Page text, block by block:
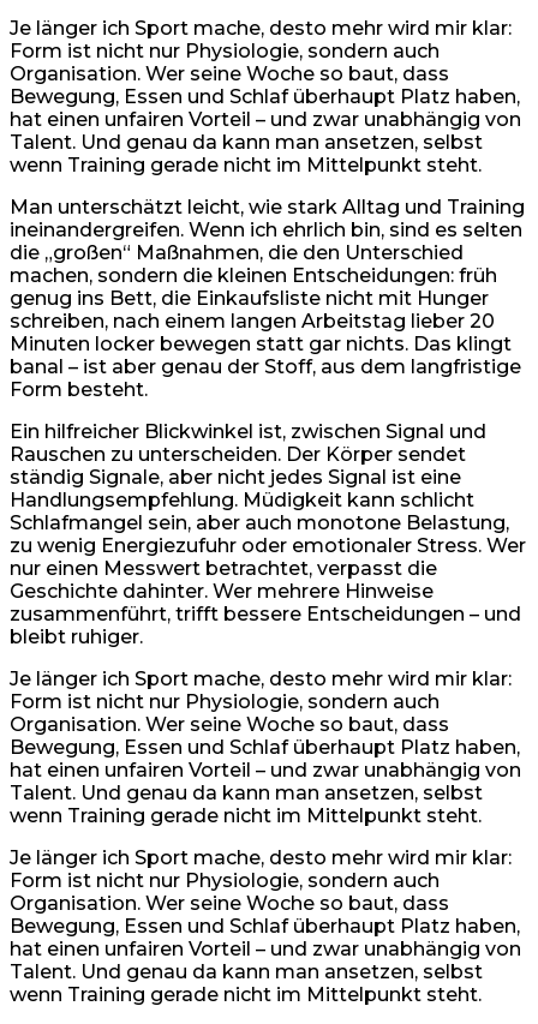
Je länger ich Sport mache, desto mehr wird mir klar:
Form ist nicht nur Physiologie, sondern auch
Organisation. Wer seine Woche so baut, dass
Bewegung, Essen und Schlaf überhaupt Platz haben,
hat einen unfairen Vorteil – und zwar unabhängig von
Talent. Und genau da kann man ansetzen, selbst
wenn Training gerade nicht im Mittelpunkt steht.
Man unterschätzt leicht, wie stark Alltag und Training
ineinandergreifen. Wenn ich ehrlich bin, sind es selten
die „großen“ Maßnahmen, die den Unterschied
machen, sondern die kleinen Entscheidungen: früh
genug ins Bett, die Einkaufsliste nicht mit Hunger
schreiben, nach einem langen Arbeitstag lieber 20
Minuten locker bewegen statt gar nichts. Das klingt
banal – ist aber genau der Stoff, aus dem langfristige
Form besteht.
Ein hilfreicher Blickwinkel ist, zwischen Signal und
Rauschen zu unterscheiden. Der Körper sendet
ständig Signale, aber nicht jedes Signal ist eine
Handlungsempfehlung. Müdigkeit kann schlicht
Schlafmangel sein, aber auch monotone Belastung,
zu wenig Energiezufuhr oder emotionaler Stress. Wer
nur einen Messwert betrachtet, verpasst die
Geschichte dahinter. Wer mehrere Hinweise
zusammenführt, trifft bessere Entscheidungen – und
bleibt ruhiger.
Je länger ich Sport mache, desto mehr wird mir klar:
Form ist nicht nur Physiologie, sondern auch
Organisation. Wer seine Woche so baut, dass
Bewegung, Essen und Schlaf überhaupt Platz haben,
hat einen unfairen Vorteil – und zwar unabhängig von
Talent. Und genau da kann man ansetzen, selbst
wenn Training gerade nicht im Mittelpunkt steht.
Je länger ich Sport mache, desto mehr wird mir klar:
Form ist nicht nur Physiologie, sondern auch
Organisation. Wer seine Woche so baut, dass
Bewegung, Essen und Schlaf überhaupt Platz haben,
hat einen unfairen Vorteil – und zwar unabhängig von
Talent. Und genau da kann man ansetzen, selbst
wenn Training gerade nicht im Mittelpunkt steht.